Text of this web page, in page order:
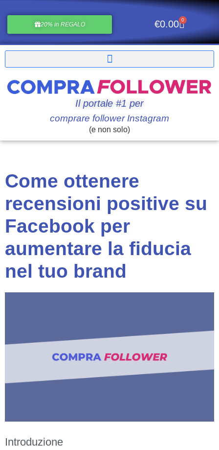
20% in REGALO €0.00 0
Il portale #1 per
comprare follower Instagram
(e non solo)
Come ottenere
recensioni positive su
Facebook per
aumentare la fiducia
nel tuo brand
Introduzione